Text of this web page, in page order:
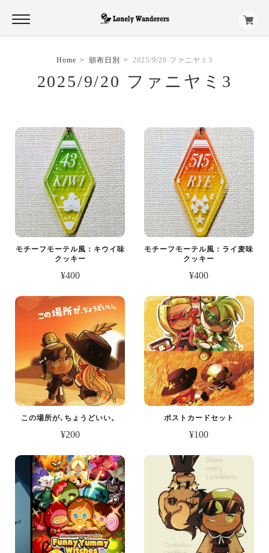
Home 頒布日別 2025/9/20 ファニヤミ3
2025/9/20 ファニヤミ3
モチーフモーテル風：キウイ味
クッキー
¥400
モチーフモーテル風：ライ麦味
クッキー
¥400
この場所が､ちょうどいい。
¥200
ポストカードセット
¥100